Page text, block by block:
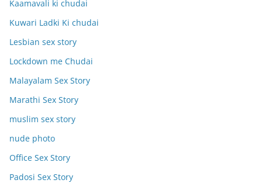
Kaamavali ki chudai
Kuwari Ladki Ki chudai
Lesbian sex story
Lockdown me Chudai
Malayalam Sex Story
Marathi Sex Story
muslim sex story
nude photo
Office Sex Story
Padosi Sex Story